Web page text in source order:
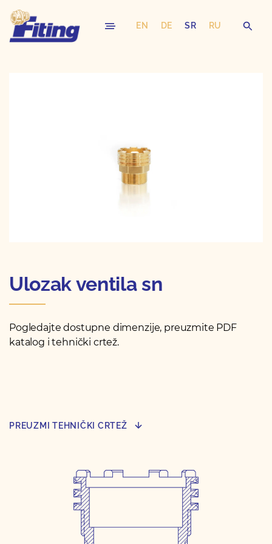
EN DE SR RU
Ulozak ventila sn
Pogledajte dostupne dimenzije, preuzmite PDF
katalog i tehnički crtež.
PREUZMI TEHNIČKI CRTEŽ